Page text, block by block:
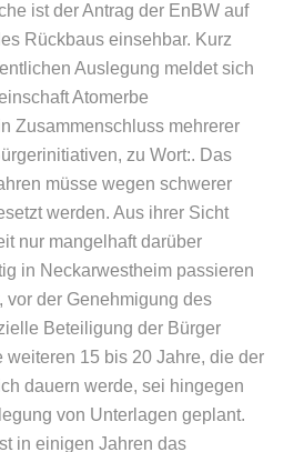
ist der Antrag der EnBW auf
Rückbaus einsehbar. Kurz
Auslegung meldet sich
Atomerbe
Zusammenschluss mehrerer
zu Wort:. Das
müsse wegen schwerer
werden. Aus ihrer Sicht
nur mangelhaft darüber
in Neckarwestheim passieren
vor der Genehmigung des
Beteiligung der Bürger
weiteren 15 bis 20 Jahre, die der
dauern werde, sei hingegen
von Unterlagen geplant.
in einigen Jahren das